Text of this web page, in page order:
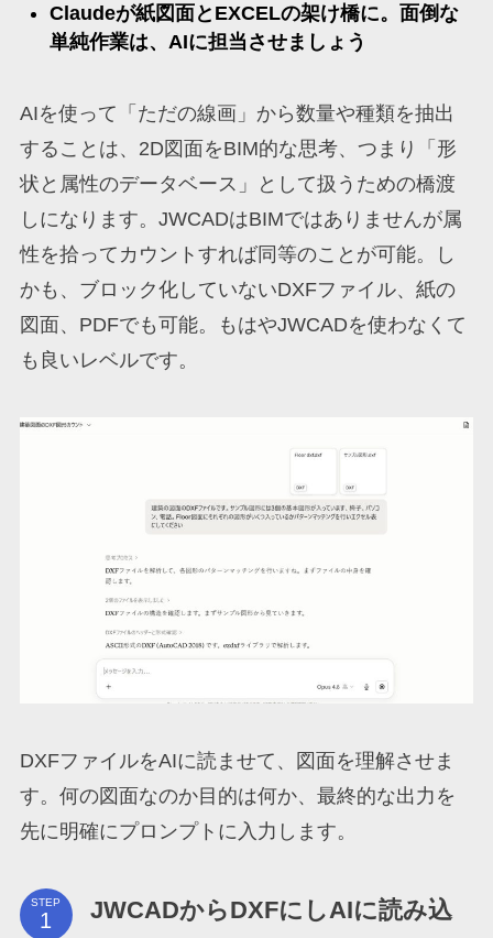
Claudeが紙図面とEXCELの架け橋に。面倒な
単純作業は、AIに担当させましょう
AIを使って「ただの線画」から数量や種類を抽出
することは、2D図面をBIM的な思考、つまり「形
状と属性のデータベース」として扱うための橋渡
しになります。JWCADはBIMではありませんが属
性を拾ってカウントすれば同等のことが可能。し
かも、ブロック化していないDXFファイル、紙の
図面、PDFでも可能。もはやJWCADを使わなくて
も良いレベルです。
DXFファイルをAIに読ませて、図面を理解させま
す。何の図面なのか目的は何か、最終的な出力を
先に明確にプロンプトに入力します。
STEP
JWCADからDXFにしAIに読み込